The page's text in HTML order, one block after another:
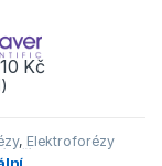
vybrat na stránce
Kč
má více variant.
, Elektroforézy
,Přístroje pro